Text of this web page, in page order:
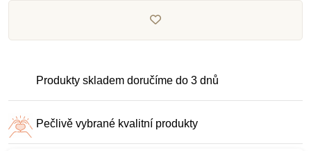
Produkty skladem doručíme do 3 dnů
Pečlivě vybrané kvalitní produkty